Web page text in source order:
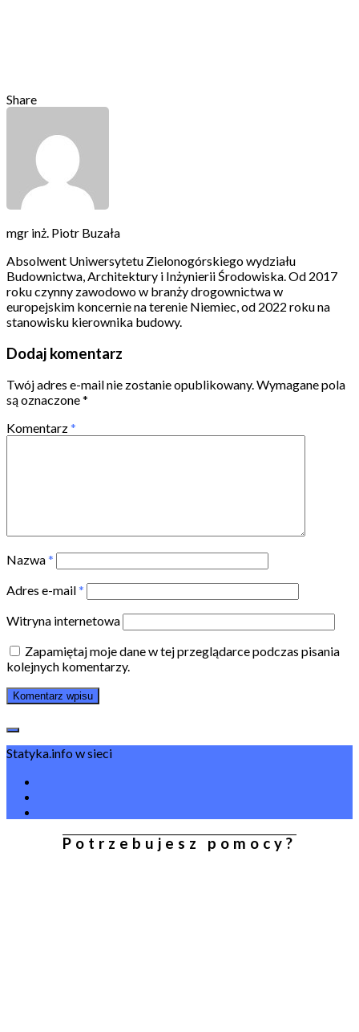
Share
mgr inż. Piotr Buzała
Absolwent Uniwersytetu Zielonogórskiego wydziału
Budownictwa, Architektury i Inżynierii Środowiska. Od 2017
roku czynny zawodowo w branży drogownictwa w
europejskim koncernie na terenie Niemiec, od 2022 roku na
stanowisku kierownika budowy.
Dodaj komentarz
Twój adres e-mail nie zostanie opublikowany.Wymagane pola
są oznaczone*
Komentarz*
Nazwa*
Adres e-mail*
Witryna internetowa
Zapamiętaj moje dane w tej przeglądarce podczas pisania
kolejnych komentarzy.
Statyka.info w sieci
Potrzebujesz pomocy?